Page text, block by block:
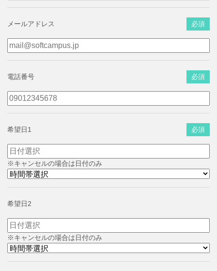
メールアドレス 必須
電話番号 必須
希望日1 必須
※キャンセルの場合は日付のみ
希望日2
※キャンセルの場合は日付のみ